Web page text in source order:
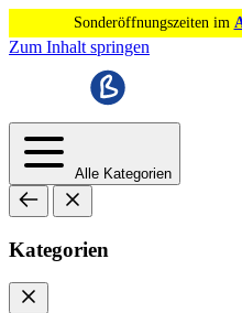
Sonderöffnungszeiten im
Zum Inhalt springen
Alle Kategorien
Kategorien